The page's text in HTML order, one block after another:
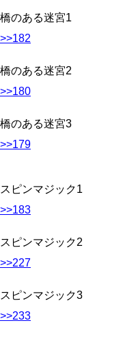
橋のある迷宮1
>>182
橋のある迷宮2
>>180
橋のある迷宮3
>>179
スピンマジック1
>>183
スピンマジック2
>>227
スピンマジック3
>>233